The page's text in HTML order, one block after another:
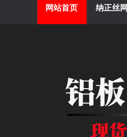
网站首页 纳正丝网